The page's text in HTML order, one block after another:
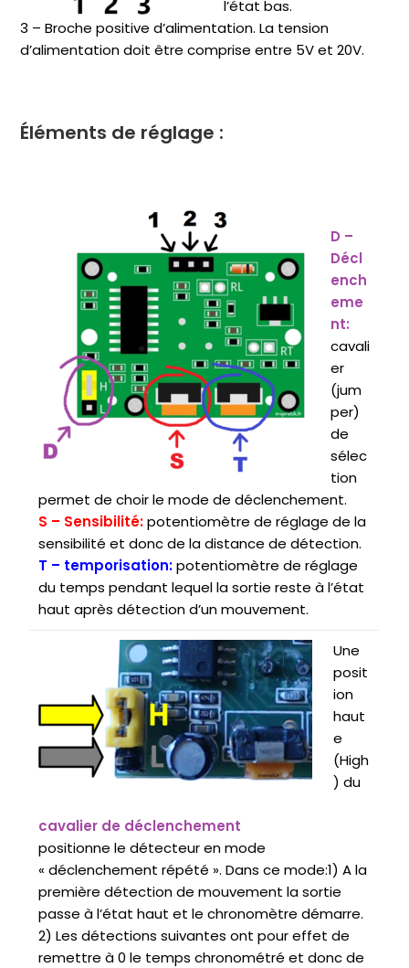
l’état bas.
3 – Broche positive d’alimentation. La tension
d’alimentation doit être comprise entre 5V et 20V.
Éléments de réglage :
D –
Décl
ench
eme
nt:
cavali
er
(jum
per)
de
sélec
tion
permet de choir le mode de déclenchement.
S – Sensibilité: potentiomètre de réglage de la
sensibilité et donc de la distance de détection.
T – temporisation: potentiomètre de réglage
du temps pendant lequel la sortie reste à l’état
haut après détection d’un mouvement.
Une
posit
ion
haut
e
(High
) du
cavalier de déclenchement
positionne le détecteur en mode
« déclenchement répété ». Dans ce mode:1) A la
première détection de mouvement la sortie
passe à l’état haut et le chronomètre démarre.
2) Les détections suivantes ont pour effet de
remettre à 0 le temps chronométré et donc de